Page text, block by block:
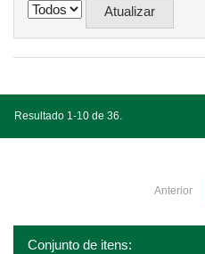
Resultado 1-10 de 36.
Anterior
Conjunto de itens: